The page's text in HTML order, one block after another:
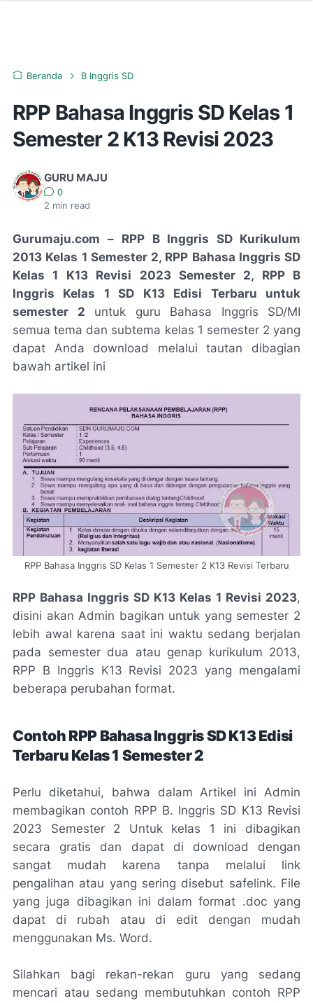
Beranda B Inggris SD
RPP Bahasa Inggris SD Kelas 1
Semester 2 K13 Revisi 2023
GURU MAJU
0
2 min read
Gurumaju.com –
RPP B Inggris SD Kurikulum
2013 Kelas 1 Semester 2, RPP Bahasa Inggris SD
Kelas 1 K13 Revisi 2023 Semester 2, RPP B
Inggris Kelas 1 SD K13 Edisi Terbaru untuk
semester 2 untuk guru Bahasa Inggris SD/MI
semua tema dan subtema kelas 1 semester 2 yang
dapat Anda download melalui tautan dibagian
bawah artikel ini
RPP Bahasa Inggris SD Kelas 1 Semester 2 K13 Revisi Terbaru
RPP Bahasa Inggris SD K13 Kelas 1 Revisi 2023,
disini akan Admin bagikan untuk yang semester 2
lebih awal karena saat ini waktu sedang berjalan
pada semester dua atau genap kurikulum 2013,
RPP B Inggris K13 Revisi 2023 yang mengalami
beberapa perubahan format.
Contoh RPP Bahasa Inggris SD K13 Edisi
Terbaru Kelas 1 Semester 2
Perlu diketahui, bahwa dalam Artikel ini Admin
membagikan contoh RPP B. Inggris SD K13 Revisi
2023 Semester 2 Untuk kelas 1 ini dibagikan
secara gratis dan dapat di download dengan
sangat mudah karena tanpa melalui link
pengalihan atau yang sering disebut safelink. File
yang juga dibagikan ini dalam format .doc yang
dapat di rubah atau di edit dengan mudah
menggunakan Ms. Word.
Silahkan bagi rekan-rekan guru yang sedang
mencari atau sedang membutuhkan contoh RPP